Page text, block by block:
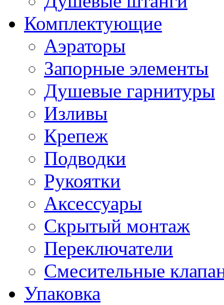
Комплектующие
Аэраторы
Запорные элементы
Душевые гарнитуры
Изливы
Крепеж
Подводки
Рукоятки
Аксессуары
Скрытый монтаж
Переключатели
Смесительные
Упаковка